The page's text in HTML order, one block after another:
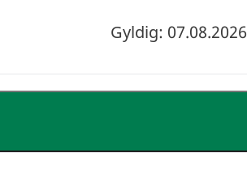
Gyldig: 07.08.2026